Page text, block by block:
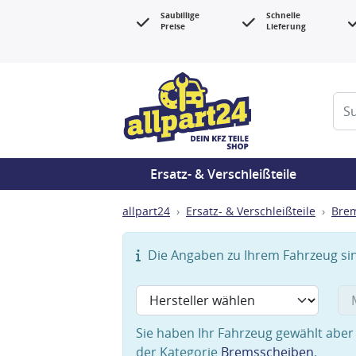
Saubillige
Preise
Schnelle
Lieferung
Ersatz- & Verschleißteile
allpart24 Ersatz- & Verschleißteile
Die Angaben zu Ihrem Fahrzeug
Sie haben Ihr Fahrzeug gewählt
der Kategorie Bremsscheiben.